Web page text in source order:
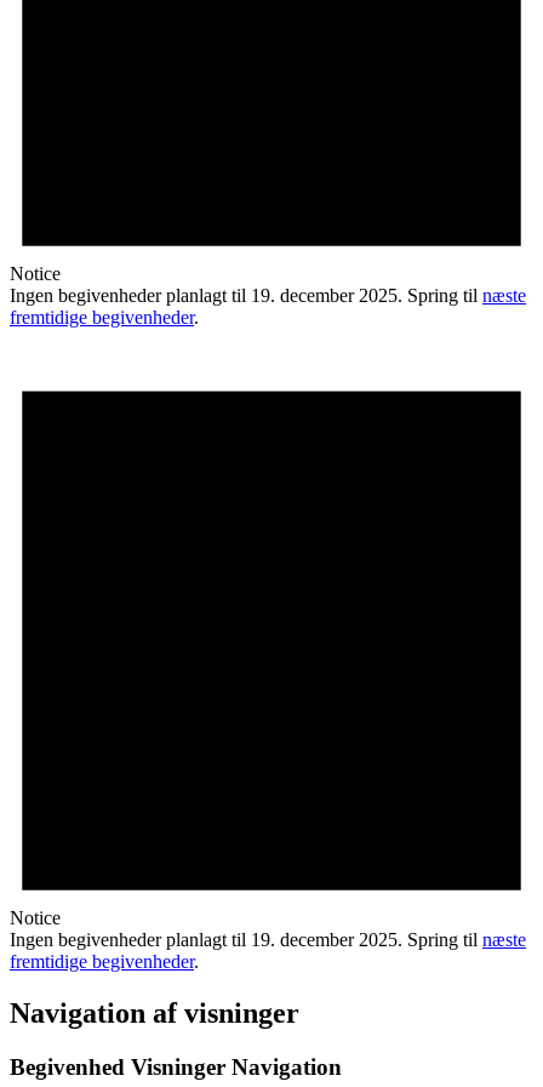
Notice
Ingen begivenheder planlagt til 19. december 2025. Spring til næste
fremtidige begivenheder.
Notice
Ingen begivenheder planlagt til 19. december 2025. Spring til næste
fremtidige begivenheder.
Navigation af visninger
Begivenhed Visninger Navigation